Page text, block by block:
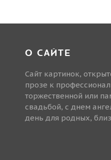
О САЙТЕ
Сайт картинок,
прозе к
торжественной или
свадьбой, с днем
день для родных,